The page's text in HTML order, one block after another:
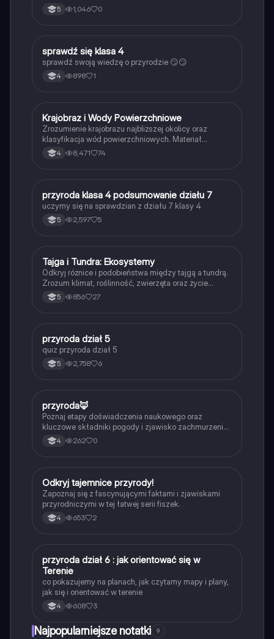
5 1,046 0
SPrzyroda
sprawdź się klasa 4
sprawdź swoją wiedzę o przyrodzie 😏😏
4 898 1
Przyroda
Krajobraz i Wody Powierzchniowe
Zrozumienie krajobrazu najbliższej okolicy oraz
klasyfikacja wód powierzchniowych. Materiał
obejmuje opisy jezior, rzek, parków narodowych oraz
elementów krajobrazu. Idealne dla uczniów klasy 4,
4 8,471 74
PPrzyroda
przyroda klasa 4 podsumowanie działu 7
uczymy się na sprawdzian z działu 7 klasy 4
5 2,597 5
Geografia
Tajga i Tundra: Ekosystemy
Odkryj różnice i podobieństwa między tajgą a tundrą.
Zrozum klimat, roślinność, zwierzęta oraz życie
mieszkańców tych unikalnych ekosystemów. Idealne
dla uczniów i studentów biologii oraz geografii.
5 856 27
PBiologia
przyroda dział 5
quiz przyroda dział 5
5 2,758 6
PBiologia
przyroda🦊
Poznaj etapy doświadczenia naukowego oraz
kluczowe składniki pogody i zjawisko zachmurzenia.
Idealne dla uczniów szkoły podstawowej.
4 262 0
OPrzyroda
Odkryj tajemnice przyrody!
Zapoznaj się z fascynującymi faktami i zjawiskami
przyrodniczymi w tej łatwej serii fiszek.
4 653 2
PPrzyroda
przyroda dział 6 : jak orientować się w
Terenie
co pokazujemy na planach, jak czytamy mapy i plany,
jak się i orientować w terenie
4 608 3
Najpopularniejsze notatki 9